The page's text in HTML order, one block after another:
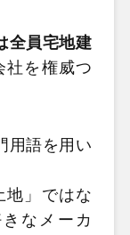
全員宅地建
社を権威つ
用語を用い
地」ではな
なメーカ